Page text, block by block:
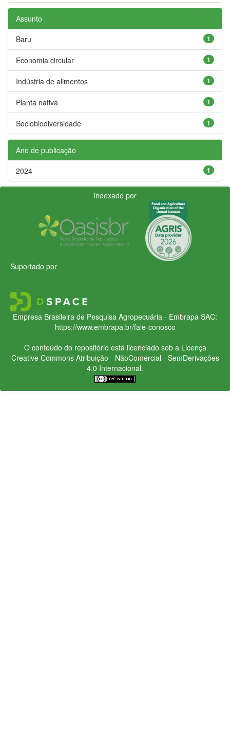
Assunto
1
Baru
1
Economia circular
1
Indústria de alimentos
1
Planta nativa
1
Sociobiodiversidade
Ano de publicação
1
2024
Indexado por
Suportado por
Empresa Brasileira de Pesquisa Agropecuária - Embrapa SAC:
https://www.embrapa.br/fale-conosco
O conteúdo do repositório está licenciado sob a Licença
Creative CommonsAtribuição - NãoComercial - SemDerivações
4.0 Internacional.